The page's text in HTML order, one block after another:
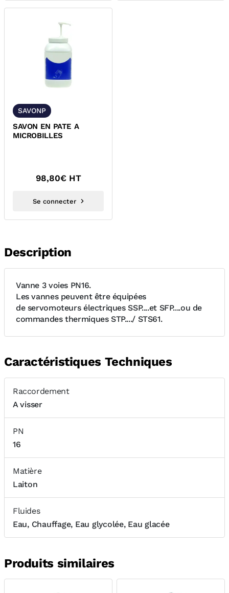
SAVONP
SAVON EN PATE A
MICROBILLES
98,80€ HT
Se connecter
Description
Vanne 3 voies PN16.
Les vannes peuvent être équipées
de servomoteurs électriques SSP....et SFP....ou de
commandes thermiques STP..../ STS61.
Caractéristiques Techniques
Raccordement
A visser
PN
16
Matière
Laiton
Fluides
Eau, Chauffage, Eau glycolée, Eau glacée
Produits similaires